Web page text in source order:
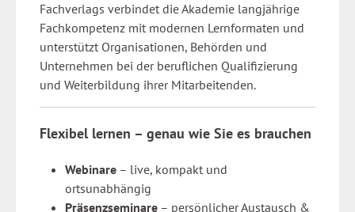
Fachverlags verbindet die Akademie langjährige
Fachkompetenz mit modernen Lernformaten und
unterstützt Organisationen, Behörden und
Unternehmen bei der beruflichen Qualifizierung
und Weiterbildung ihrer Mitarbeitenden.
Flexibel lernen – genau wie Sie es brauchen
Webinare – live, kompakt und
ortsunabhängig
Präsenzseminare – persönlicher Austausch &